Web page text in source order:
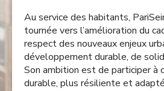
Au service des habitants,
tournée vers l’amélioration du
respect des nouveaux enjeux
développement durable, de
Son ambition est de participer à
durable, plus résiliente et